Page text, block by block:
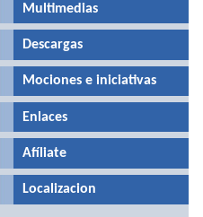
Multimedias
Descargas
Mociones e iniciativas
Enlaces
Afíliate
Localizacion